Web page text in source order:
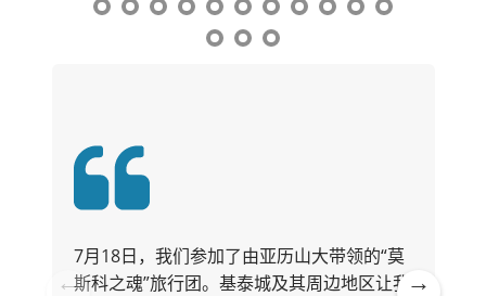
7月18日，我们参加了由亚历山大带领的“莫
斯科之魂”旅行团。基泰城及其周边地区让我